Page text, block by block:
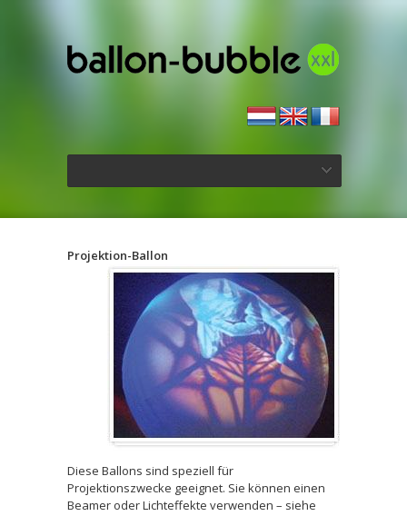
Projektion-Ballon
Diese Ballons sind speziell für
Projektionszwecke geeignet. Sie können einen
Beamer oder Lichteffekte verwenden – siehe